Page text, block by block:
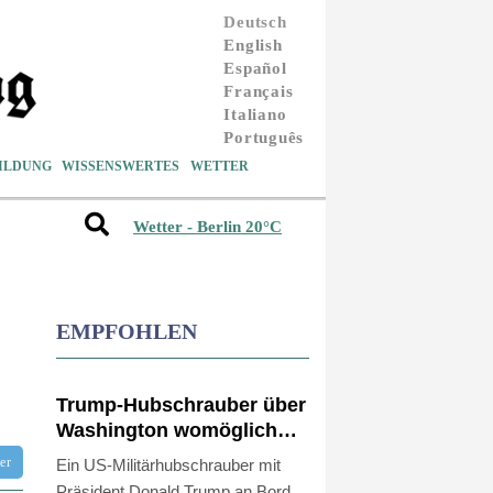
Deutsch
English
Español
Français
Italiano
Português
WISSENSWERTES WETTER
Wetter - Berlin 20°C
EMPFOHLEN
Trump-Hubschrauber über
Washington womöglich
Passagierflugzeug zu
nahe gekommen
Ein US-Militärhubschrauber mit